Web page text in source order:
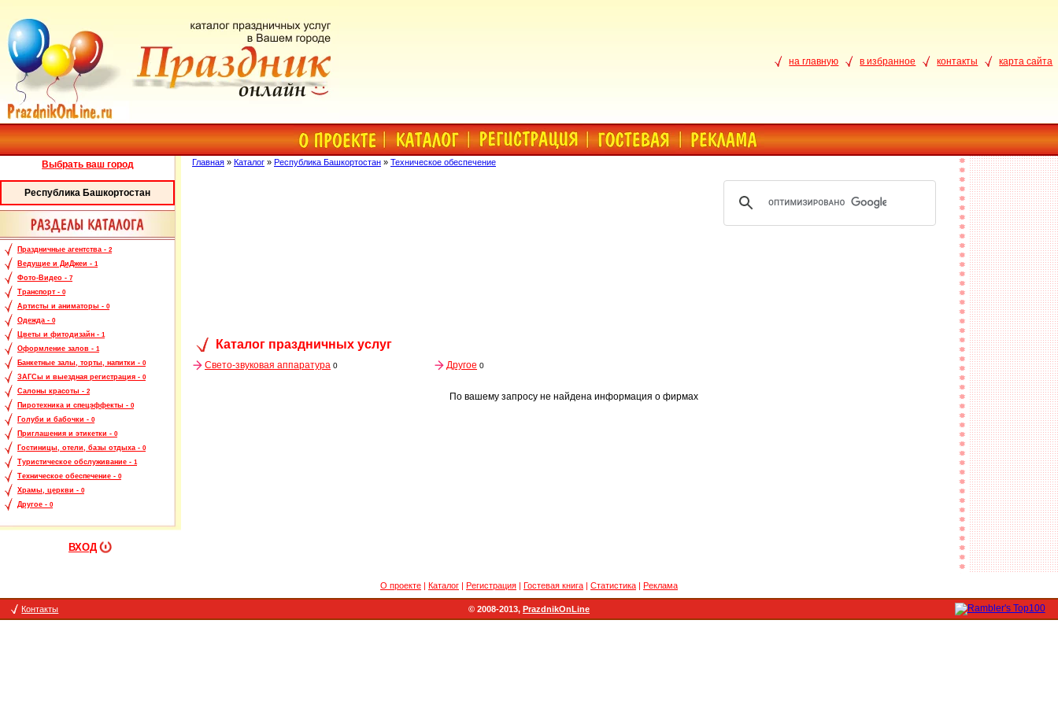
на главную в избранное контакты карта сайта
Выбрать ваш город
Республика Башкортостан
Праздничные агентства - 2
Ведущие и ДиДжеи - 1
Фото-Видео - 7
Транспорт - 0
Артисты и аниматоры - 0
Одежда - 0
Цветы и фитодизайн - 1
Оформление залов - 1
Банкетные залы, торты, напитки - 0
ЗАГСы и выездная регистрация - 0
Салоны красоты - 2
Пиротехника и спецэффекты - 0
Голуби и бабочки - 0
Приглашения и этикетки - 0
Гостиницы, отели, базы отдыха - 0
Туристическое обслуживание - 1
Техническое обеспечение - 0
Храмы, церкви - 0
Другое - 0
ВХОД
Главная » Каталог » Республика Башкортостан » Техническое обеспечение
Каталог праздничных услуг
Свето-звуковая аппаратура 0 Другое 0
По вашему запросу не найдена информация о фирмах
О проекте Каталог Регистрация Гостевая книга Статистика Реклама
Контакты © 2008-2013, PrazdnikOnLine